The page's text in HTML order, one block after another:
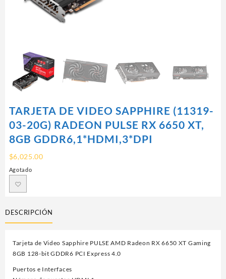
TARJETA DE VIDEO SAPPHIRE (11319-
03-20G) RADEON PULSE RX 6650 XT,
8GB GDDR6,1*HDMI,3*DPI
$6,025.00
Agotado
DESCRIPCIÓN
Tarjeta de Video Sapphire PULSE AMD Radeon RX 6650 XT Gaming
8GB 128-bit GDDR6 PCI Express 4.0
Puertos e Interfaces